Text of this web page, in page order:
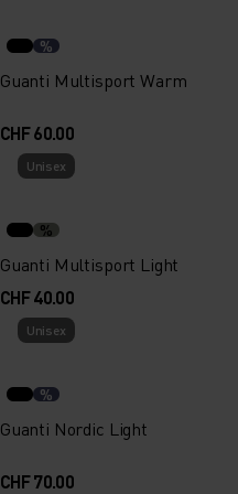
%
Guanti Multisport Warm
CHF 60.00
Unisex
%
Guanti Multisport Light
CHF 40.00
Unisex
%
Guanti Nordic Light
CHF 70.00